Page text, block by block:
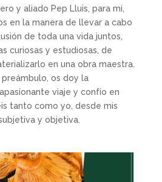
y aliado Pep Lluis, para mi,
en la manera de llevar a cabo
de toda una vida juntos,
curiosas y estudiosas, de
en una obra maestra.
preámbulo, os doy la
viaje y confío en
tanto como yo, desde mis
y objetiva.